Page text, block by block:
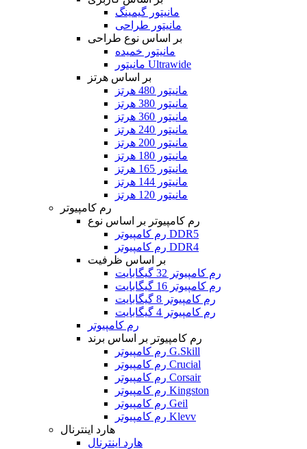
مانیتور گیمینگ
مانیتور طراحی
بر اساس نوع طراحی
مانیتور خمیده
مانیتور Ultrawide
بر اساس هرتز
مانیتور 480 هرتز
مانیتور 380 هرتز
مانیتور 360 هرتز
مانیتور 240 هرتز
مانیتور 200 هرتز
مانیتور 180 هرتز
مانیتور 165 هرتز
مانیتور 144 هرتز
مانیتور 120 هرتز
رم کامپیوتر
رم کامپیوتر بر اساس نوع
رم کامپیوتر DDR5
رم کامپیوتر DDR4
بر اساس ظرفیت
رم کامپیوتر 32 گیگابایت
رم کامپیوتر 16 گیگابایت
رم کامپیوتر 8 گیگابایت
رم کامپیوتر 4 گیگابایت
رم کامپیوتر
رم کامپیوتر بر اساس برند
رم کامپیوتر G.Skill
رم کامپیوتر Crucial
رم کامپیوتر Corsair
رم کامپیوتر Kingston
رم کامپیوتر Geil
رم کامپیوتر Klevv
هارد اینترنال
هارد اینترنال